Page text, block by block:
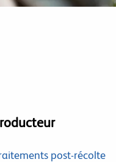
post-récolte